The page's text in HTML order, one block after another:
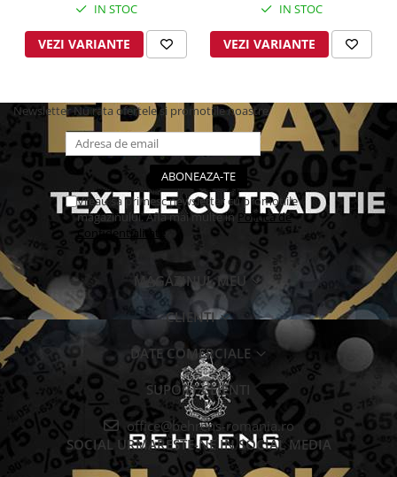
IN STOC
VEZI VARIANTE
IN STOC
VEZI VARIANTE
NewsletterNu rata ofertele si promotiile noastre
Vreau sa primesc newsletter cu promotiile
magazinului. Afla mai multe inPolitica de
Confidentialitate
MAGAZINUL MEU
CLIENTI
DATE COMERCIALE
SUPORT CLIENTI
office@behrens-romania.ro
SOCIAL URMARESTE-NE IN SOCIAL MEDIA